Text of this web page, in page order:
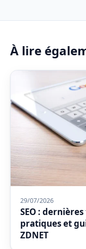
À lire
29/07/2026
SEO :
pratiques et
ZDNET